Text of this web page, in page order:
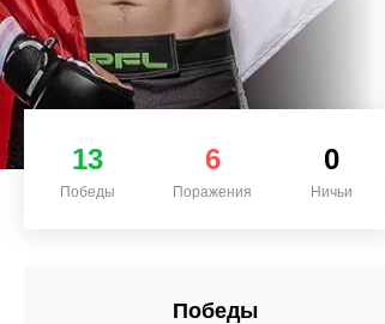
13
Победы
6
Поражения
0
Ничьи
Победы